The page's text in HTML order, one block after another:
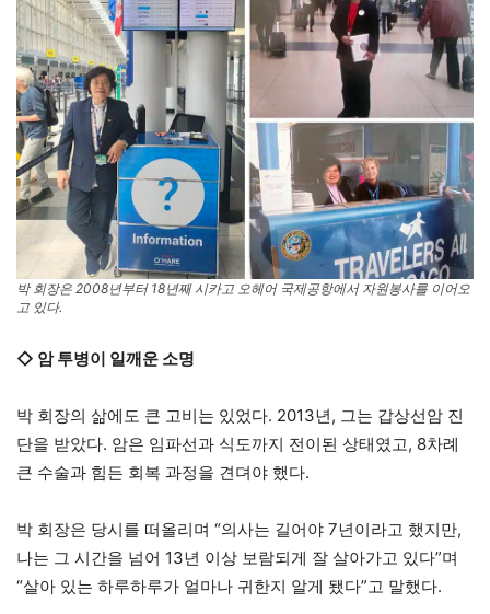
박 회장은 2008년부터 18년째 시카고 오헤어 국제공항에서 자원봉사를 이어오
고 있다.
◇ 암 투병이 일깨운 소명
박 회장의 삶에도 큰 고비는 있었다. 2013년, 그는 갑상선암 진
단을 받았다. 암은 임파선과 식도까지 전이된 상태였고, 8차례
큰 수술과 힘든 회복 과정을 견뎌야 했다.
박 회장은 당시를 떠올리며 “의사는 길어야 7년이라고 했지만,
나는 그 시간을 넘어 13년 이상 보람되게 잘 살아가고 있다”며
“살아 있는 하루하루가 얼마나 귀한지 알게 됐다”고 말했다.